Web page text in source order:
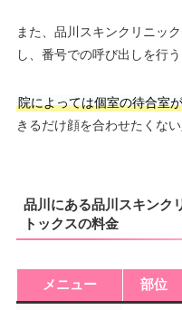
また、品川スキンクリニッ
し、番号での呼び出しを行
院によっては個室の待合室
きるだけ顔を合わせたくな
品川にある品川スキンク
トックスの料金
メニュー 部位